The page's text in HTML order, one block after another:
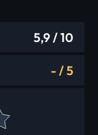
5,9/ 10
-/5